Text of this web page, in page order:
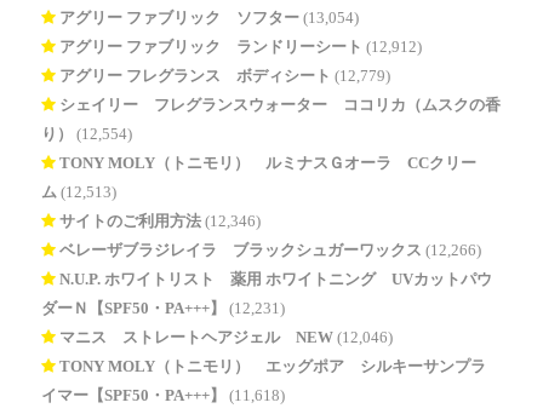
アグリー ファブリック ソフター (13,054)
アグリー ファブリック ランドリーシート (12,912)
アグリー フレグランス ボディシート (12,779)
シェイリー フレグランスウォーター ココリカ（ムスクの香
り）
(12,554)
TONY MOLY（トニモリ） ルミナスＧオーラ CCクリー
ム (12,513)
サイトのご利用方法 (12,346)
ベレーザブラジレイラ ブラックシュガーワックス (12,266)
N.U.P. ホワイトリスト 薬用 ホワイトニング UVカットパウ
ダーＮ【SPF50・PA+++】
(12,231)
マニス ストレートヘアジェル NEW (12,046)
TONY MOLY（トニモリ） エッグポア シルキーサンプラ
イマー【SPF50・PA+++】
(11,618)